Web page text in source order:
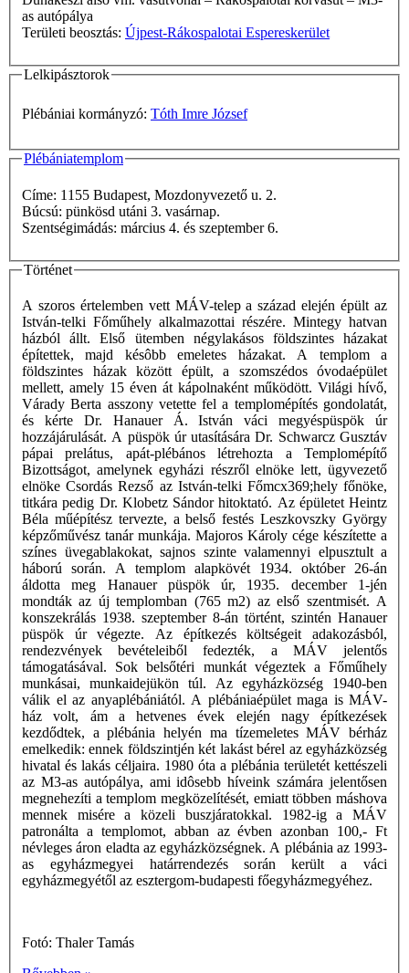
as autópálya
Területi beosztás: Újpest-Rákospalotai Espereskerület
Lelkipásztorok
Plébániai kormányzó: Tóth Imre József
Plébániatemplom
Címe: 1155 Budapest, Mozdonyvezető u. 2.
Búcsú: pünkösd utáni 3. vasárnap.
Szentségimádás: március 4. és szeptember 6.
Történet
A szoros értelemben vett MÁV-telep a század elején épült az
István-telki Főműhely alkalmazottai részére. Mintegy hatvan
házból állt. Első ütemben négylakásos földszintes házakat
építettek, majd késôbb emeletes házakat. A templom a
földszintes házak között épült, a szomszédos óvodaépület
mellett, amely 15 éven át kápolnaként működött. Világi hívő,
Várady Berta asszony vetette fel a templomépítés gondolatát,
és kérte Dr. Hanauer Á. István váci megyéspüspök úr
hozzájárulását. A püspök úr utasítására Dr. Schwarcz Gusztáv
pápai prelátus, apát-plébános létrehozta a Templomépítő
Bizottságot, amelynek egyházi részről elnöke lett, ügyvezető
elnöke Csordás Rezső az István-telki Főmcx369;hely főnöke,
titkára pedig Dr. Klobetz Sándor hitoktató. Az épületet Heintz
Béla műépítész tervezte, a belső festés Leszkovszky György
képzőművész tanár munkája. Majoros Károly cége készítette a
színes üvegablakokat, sajnos szinte valamennyi elpusztult a
háború során. A templom alapkövét 1934. október 26-án
áldotta meg Hanauer püspök úr, 1935. december 1-jén
mondták az új templomban (765 m2) az első szentmisét. A
konszekrálás 1938. szeptember 8-án történt, szintén Hanauer
püspök úr végezte. Az építkezés költségeit adakozásból,
rendezvények bevételeiből fedezték, a MÁV jelentős
támogatásával. Sok belsőtéri munkát végeztek a Főműhely
munkásai, munkaidejükön túl. Az egyházközség 1940-ben
válik el az anyaplébániától. A plébániaépület maga is MÁV-
ház volt, ám a hetvenes évek elején nagy építkezések
kezdődtek, a plébánia helyén ma tízemeletes MÁV bérház
emelkedik: ennek földszintjén két lakást bérel az egyházközség
hivatal és lakás céljaira. 1980 óta a plébánia területét kettészeli
az M3-as autópálya, ami idôsebb híveink számára jelentősen
megnehezíti a templom megközelítését, emiatt többen máshova
mennek misére a közeli buszjáratokkal. 1982-ig a MÁV
patronálta a templomot, abban az évben azonban 100,- Ft
névleges áron eladta az egyházközségnek. A plébánia az 1993-
as egyházmegyei határrendezés során került a váci
egyházmegyétől az esztergom-budapesti főegyházmegyéhez.
Fotó: Thaler Tamás